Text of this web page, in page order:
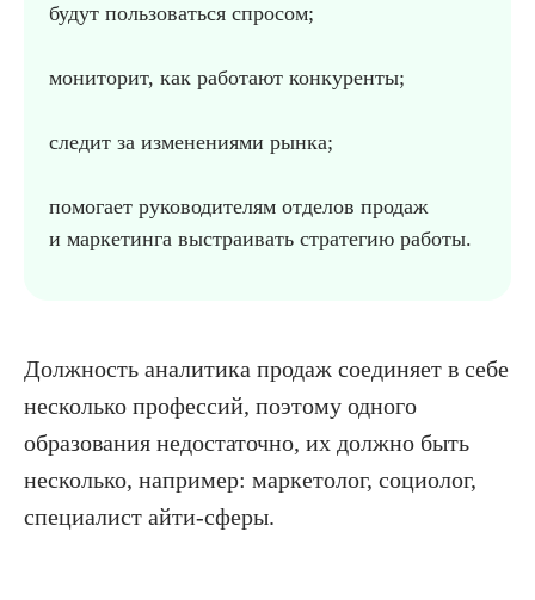
будут пользоваться спросом;
мониторит, как работают конкуренты;
следит за изменениями рынка;
помогает руководителям отделов продаж
и маркетинга выстраивать стратегию работы.
Должность аналитика продаж соединяет в себе
несколько профессий, поэтому одного
образования недостаточно, их должно быть
несколько, например: маркетолог, социолог,
специалист айти-сферы.